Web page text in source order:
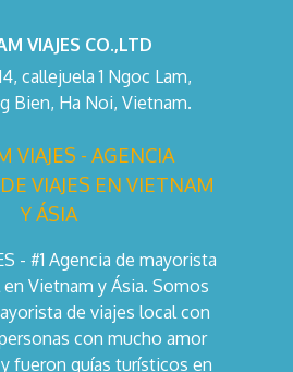
VIAJES CO.,LTD
callejuela 1 Ngoc Lam,
Bien, Ha Noi, Vietnam.
VIAJES - AGENCIA
VIAJES EN VIETNAM
Y ÁSIA
- #1 Agencia de mayorista
Vietnam y Ásia. Somos
de viajes local con
con mucho amor
fueron guías turísticos en